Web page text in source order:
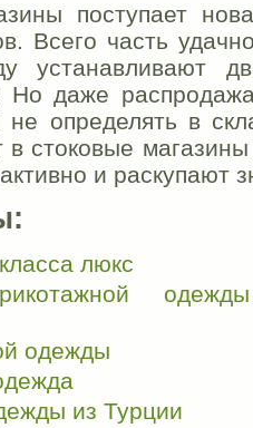
поступает
Всего часть
устанавливают
Но даже
не определять в
в стоковые
и раскупают
люкс
одежды
из Турции